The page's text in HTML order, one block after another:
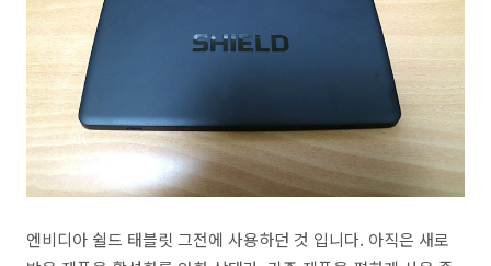
엔비디아 쉴드 태블릿 그전에 사용하던 것 입니다. 아직은 새로